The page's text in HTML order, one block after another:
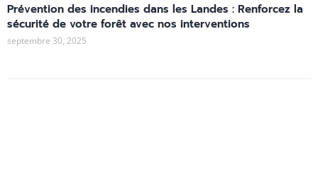
Prévention des incendies dans les Landes : Renforcez la
sécurité de votre forêt avec nos interventions
septembre 30, 2025